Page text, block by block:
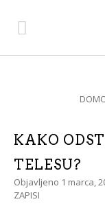
KAKO
TELESU?
Objavljeno 1 marca,
ZAPISI